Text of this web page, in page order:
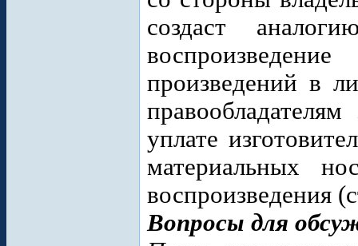
создаст
произведений в
уплате
материальных
воспроизведения
Вопросы для